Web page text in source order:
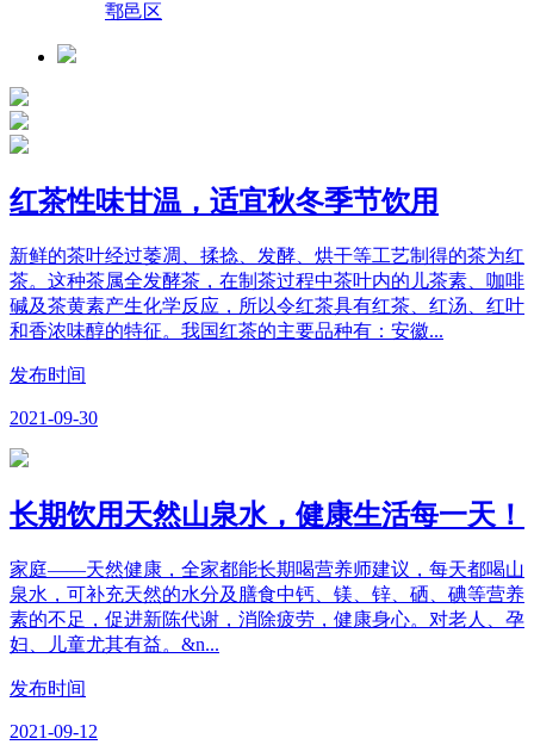
鄠邑区
红茶性味甘温，适宜秋冬季节饮用
新鲜的茶叶经过萎凋、揉捻、发酵、烘干等工艺制得的茶为红
茶。这种茶属全发酵茶，在制茶过程中茶叶内的儿茶素、咖啡
碱及茶黄素产生化学反应，所以令红茶具有红茶、红汤、红叶
和香浓味醇的特征。我国红茶的主要品种有：安徽...
发布时间
2021-09-30
长期饮用天然山泉水，健康生活每一天！
家庭——天然健康，全家都能长期喝营养师建议，每天都喝山
泉水，可补充天然的水分及膳食中钙、镁、锌、硒、碘等营养
素的不足，促进新陈代谢，消除疲劳，健康身心。对老人、孕
妇、儿童尤其有益。&n...
发布时间
2021-09-12